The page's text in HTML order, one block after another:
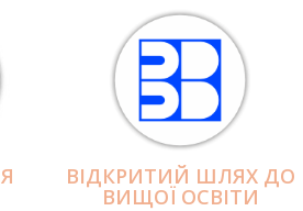
ВІДКРИТИЙ ШЛЯХ ДО
ВИЩОЇ ОСВІТИ